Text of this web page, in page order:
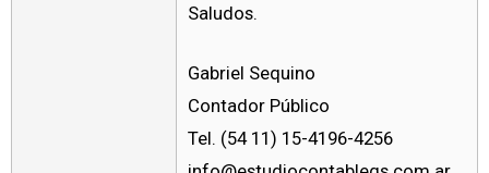
Saludos.
Gabriel Sequino
Contador Público
Tel. (54 11) 15-4196-4256